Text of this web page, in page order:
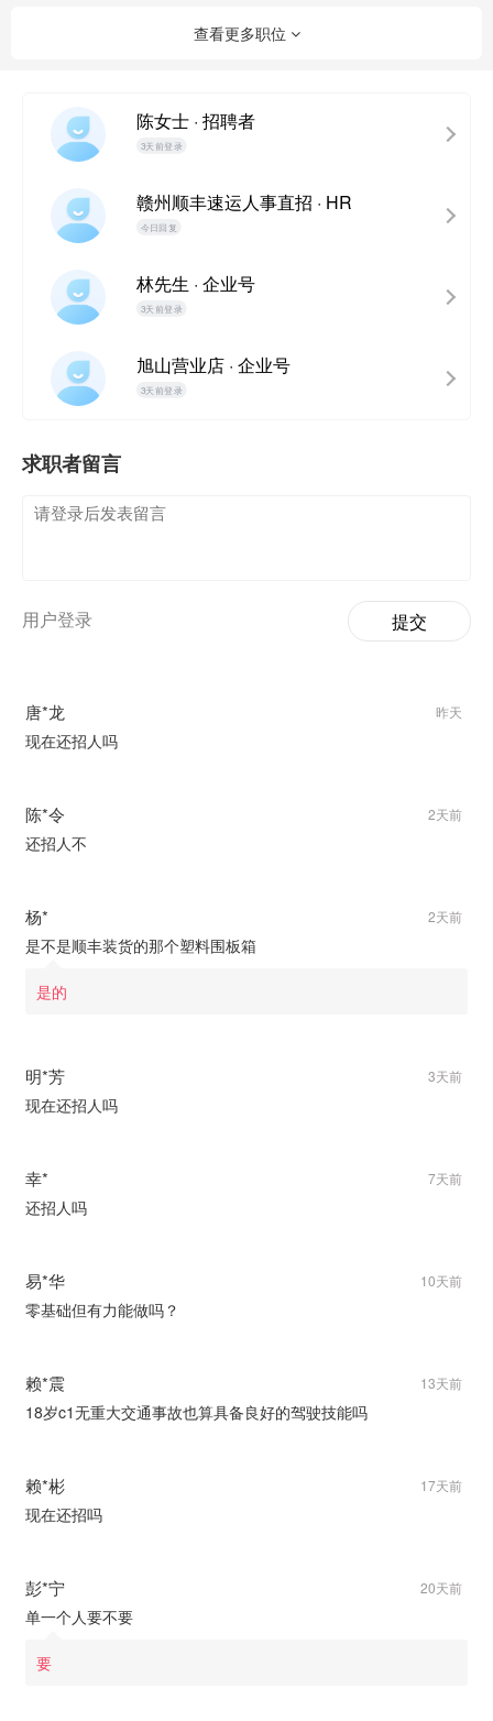
查看更多职位
陈女士 · 招聘者
3天前登录
赣州顺丰速运人事直招 · HR
今日回复
林先生 · 企业号
3天前登录
旭山营业店 · 企业号
3天前登录
求职者留言
用户登录 提交
唐*龙
现在还招人吗
昨天
陈*令
还招人不
2天前
杨*
是不是顺丰装货的那个塑料围板箱
是的
2天前
明*芳
现在还招人吗
3天前
幸*
还招人吗
7天前
易*华
零基础但有力能做吗？
10天前
赖*震
18岁c1无重大交通事故也算具备良好的驾驶技能吗
13天前
赖*彬
现在还招吗
17天前
彭*宁
单一个人要不要
要
20天前